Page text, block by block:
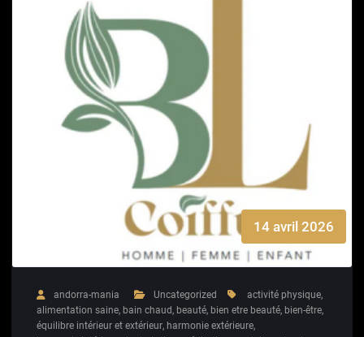
14 avril 2026
andorra-mania Uncategorized activité physique,
alimentation saine, bain chaud, beauté, bien etre beauté, bien-être,
équilibre intérieur et extérieur, harmonie extérieure,